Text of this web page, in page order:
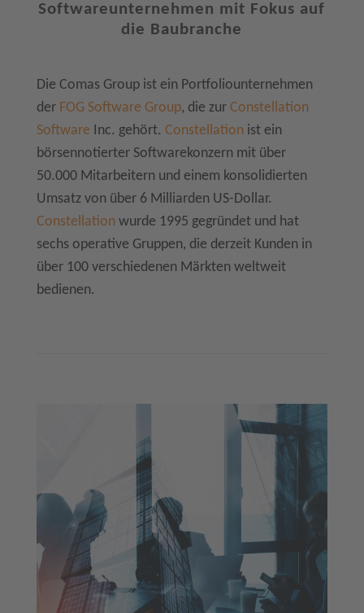
Softwareunternehmen mit Fokus auf
die Baubranche
Die Comas Group ist ein Portfoliounternehmen
der FOG Software Group, die zurConstellation
Software Inc. gehört. Constellationist ein
börsennotierter Softwarekonzern mit über
50.000 Mitarbeitern und einem konsolidierten
Umsatz von über 6 Milliarden US-Dollar.
Constellationwurde 1995 gegründet und hat
sechs operative Gruppen, die derzeit Kunden in
über 100 verschiedenen Märkten weltweit
bedienen.